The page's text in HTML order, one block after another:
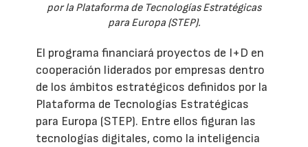
por la Plataforma de Tecnologías Estratégicas
para Europa (STEP).
El programa financiará proyectos de I+D en
cooperación liderados por empresas dentro
de los ámbitos estratégicos definidos por la
Plataforma de Tecnologías Estratégicas
para Europa (STEP). Entre ellos figuran las
tecnologías digitales, como la inteligencia